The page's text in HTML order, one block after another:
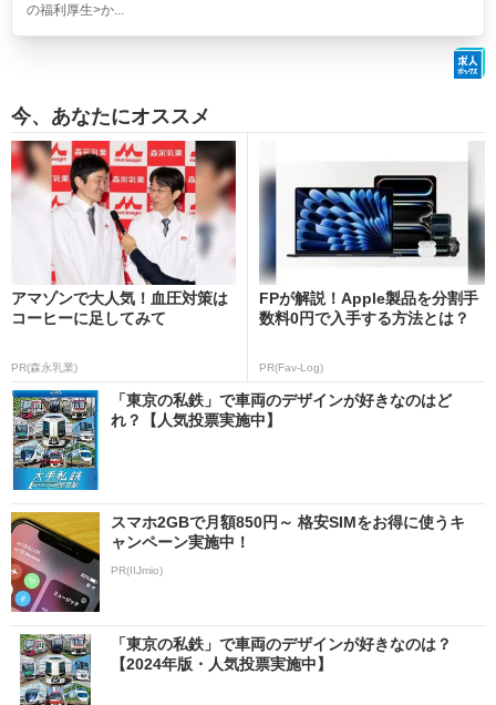
の福利厚生>か...
今、あなたにオススメ
アマゾンで大人気！血圧対策は
コーヒーに足してみて
PR(森永乳業)
FPが解説！Apple製品を分割手
数料0円で入手する方法とは？
PR(Fav-Log)
「東京の私鉄」で車両のデザインが好きなのはど
れ？【人気投票実施中】
スマホ2GBで月額850円～ 格安SIMをお得に使うキ
ャンペーン実施中！
PR(IIJmio)
「東京の私鉄」で車両のデザインが好きなのは？
【2024年版・人気投票実施中】